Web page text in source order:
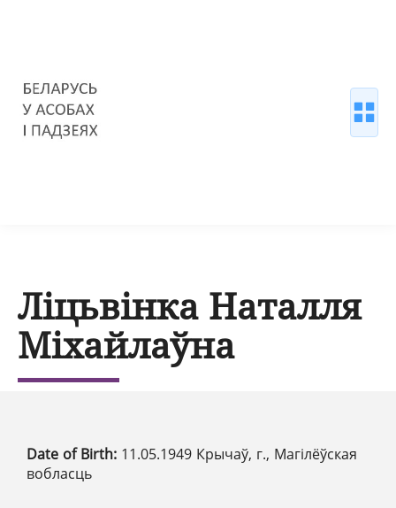
Ліцьвінка Наталля
Міхайлаўна
Date of Birth: 11.05.1949 Крычаў, г., Магілёўская
вобласць